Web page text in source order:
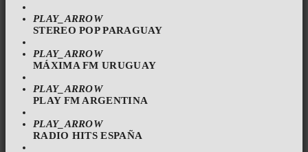
PLAY_ARROW
STEREO POP PARAGUAY
PLAY_ARROW
MÁXIMA FM URUGUAY
PLAY_ARROW
PLAY FM ARGENTINA
PLAY_ARROW
RADIO HITS ESPAÑA